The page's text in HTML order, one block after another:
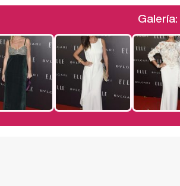
Galería: